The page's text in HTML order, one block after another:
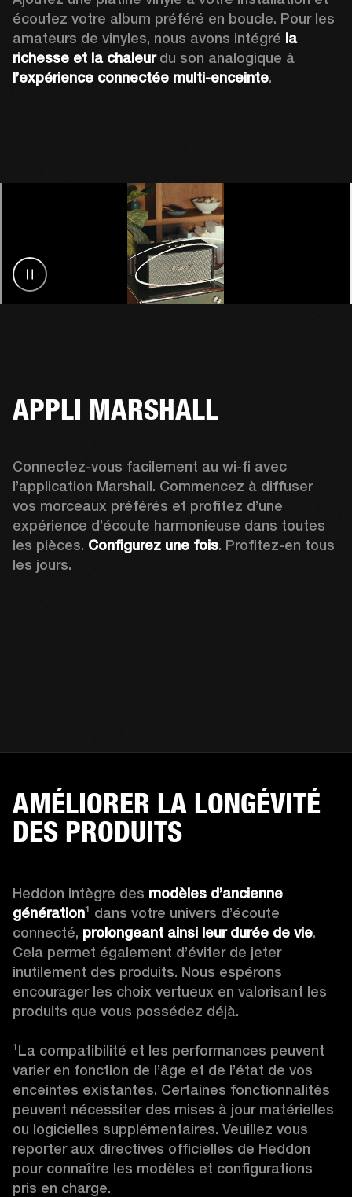
écoutez votre album préféré en boucle. Pour les
amateurs de vinyles, nous avons intégré la
richesse et la chaleur
l’expérience connectée multi-enceinte.
APPLI MARSHALL
Connectez-vous facilement au wi-fi avec
l’application Marshall. Commencez à diffuser
vos morceaux préférés et profitez d’une
expérience d’écoute harmonieuse dans toutes
les pièces. Configurez une fois. Profitez-en tous
les jours.
AMÉLIORER LA LONGÉVITÉ
DES PRODUITS
Heddon intègre des modèles d’ancienne
génération¹ dans votre univers d’écoute
connecté, prolongeant ainsi leur durée de vie.
Cela permet également d’éviter de jeter
inutilement des produits. Nous espérons
encourager les choix vertueux en valorisant les
produits que vous possédez déjà.
¹La compatibilité et les performances peuvent
varier en fonction de l’âge et de l’état de vos
enceintes existantes. Certaines fonctionnalités
peuvent nécessiter des mises à jour matérielles
ou logicielles supplémentaires. Veuillez vous
reporter aux directives officielles de Heddon
pour connaître les modèles et configurations
pris en charge.